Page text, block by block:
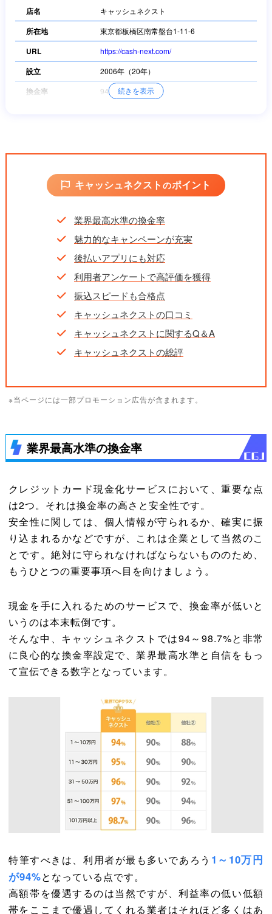
店名 キャッシュネクスト
所在地 東京都板橋区南常盤台1-11-6
URL https://cash-next.com/
設立 2006年（20年）
換金率 94～最大98.7％
キャンペーン 初回利用者と事業主の換金率UP
続きを表示
キャッシュネクスト のポイント
業界最高水準の換金率
魅力的なキャンペーンが充実
後払いアプリにも対応
利用者アンケートで高評価を獲得
振込スピードも合格点
キャッシュネクストの口コミ
キャッシュネクストに関するQ＆A
キャッシュネクストの総評
※当ページには一部プロモーション広告が含まれます。
業界最高水準の換金率
クレジットカード現金化サービスにおいて、重要な点
は2つ。それは換金率の高さと安全性です。
安全性に関しては、個人情報が守られるか、確実に振
り込まれるかなどですが、これは企業として当然のこ
とです。絶対に守られなければならないもののため、
もうひとつの重要事項へ目を向けましょう。
現金を手に入れるためのサービスで、換金率が低いと
いうのは本末転倒です。
そんな中、キャッシュネクストでは94～98.7%と非常
に良心的な換金率設定で、業界最高水準と自信をもっ
て宣伝できる数字となっています。
特筆すべきは、利用者が最も多いであろう 1～10万円
が94%となっている点です。
高額帯を優遇するのは当然ですが、利益率の低い低額
帯をここまで優遇してくれる業者はそれほど多くはあ